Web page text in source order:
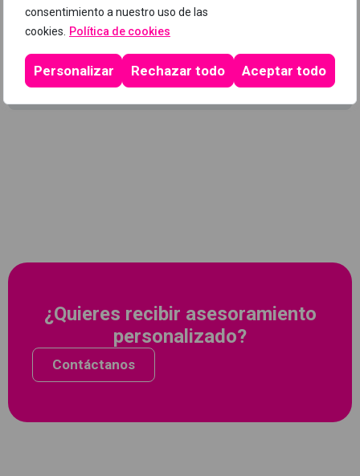
consentimiento a nuestro uso de las
cookies.
Política de cookies
Personalizar Rechazar todo Aceptar todo
Programa
¿Quieres recibir asesoramiento
personalizado?
Contáctanos